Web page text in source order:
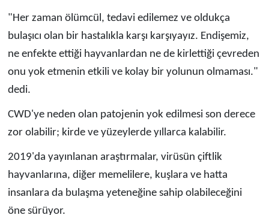
"Her zaman ölümcül, tedavi edilemez ve oldukça
bulaşıcı olan bir hastalıkla karşı karşıyayız. Endişemiz,
ne enfekte ettiği hayvanlardan ne de kirlettiği çevreden
onu yok etmenin etkili ve kolay bir yolunun olmaması."
dedi.
CWD'ye neden olan patojenin yok edilmesi son derece
zor olabilir; kirde ve yüzeylerde yıllarca kalabilir.
2019'da yayınlanan araştırmalar, virüsün çiftlik
hayvanlarına, diğer memelilere, kuşlara ve hatta
insanlara da bulaşma yeteneğine sahip olabileceğini
öne sürüyor.